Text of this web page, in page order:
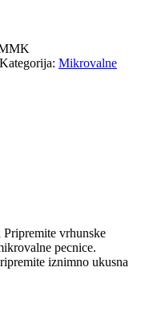
Kategorija: Mikrovalne
vrhunske
pecnice.
iznimno ukusna